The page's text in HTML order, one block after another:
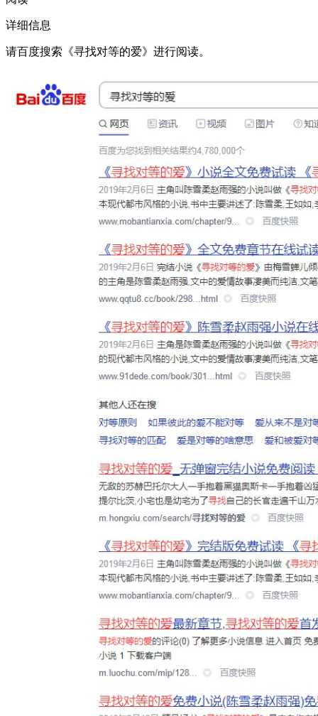
详细信息
请百度搜索《寻找对等的爱》进行阅读。